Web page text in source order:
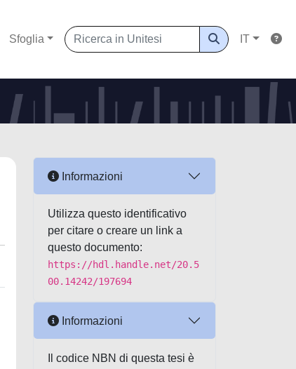
Sfoglia IT
Informazioni
Utilizza questo identificativo
per citare o creare un link a
questo documento:
https://hdl.handle.net/20.5
00.14242/197694
Informazioni
Il codice NBN di questa tesi è